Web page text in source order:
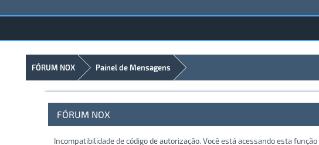
FÓRUM NOX Painel de Mensagens
FÓRUM NOX
Incompatibilidade de código de autorização. Você está acessando esta